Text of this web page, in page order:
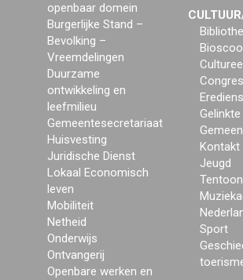
openbaar domein
Burgerlijke Stand –
Bevolking –
Vreemdelingen
Duurzame
ontwikkeling en
leefmilieu
Gemeentesecretariaat
Huisvesting
Juridische Dienst
Lokaal Economisch
leven
Mobiliteit
Netheid
Onderwijs
Ontvangerij
Openbare werken en
Kontakt
Jeugd
Sport